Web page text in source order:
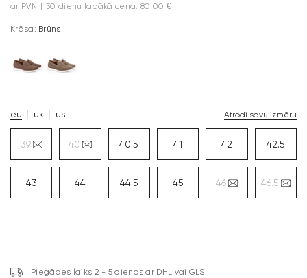
ar PVN | 30 dienu labākā cena: 80,00 €
Krāsa: Brūns
eu uk us Atrodi savu izmēru
39 40 40.5 41 42 42.5
43 44 44.5 45 46 46.5
Piegādes laiks 2 - 5 dienas ar DHL vai GLS